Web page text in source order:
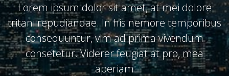
Lorem ipsum dolor sit amet, at mei dolore
tritani repudiandae. In his nemore temporibus
consequuntur, vim ad prima vivendum
consetetur. Viderer feugiat at pro, mea
aperiam